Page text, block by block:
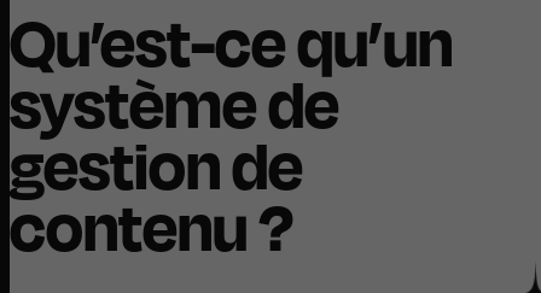
Qu’est-ce qu’un
système de
gestion de
contenu ?